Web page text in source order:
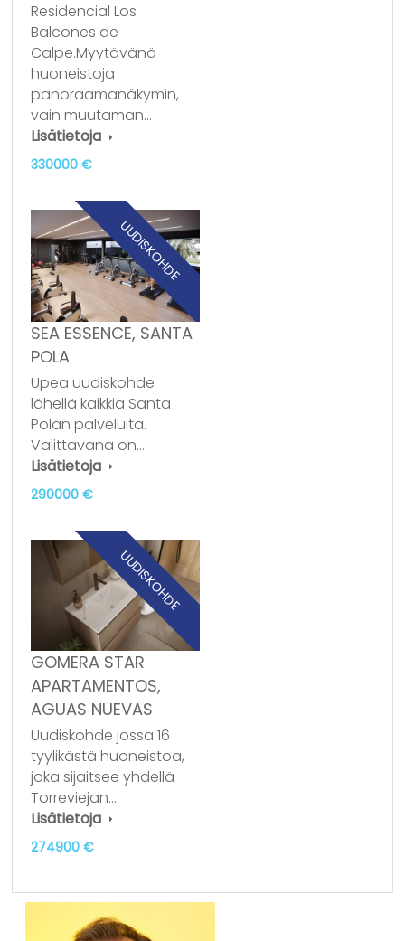
Residencial Los
Balcones de
Calpe.Myytävänä
huoneistoja
panoraamanäkymin,
vain muutaman…
Lisätietoja
330000 €
UUDISKOHDE
SEA ESSENCE, SANTA
POLA
Upea uudiskohde
lähellä kaikkia Santa
Polan palveluita.
Valittavana on…
Lisätietoja
290000 €
UUDISKOHDE
GOMERA STAR
APARTAMENTOS,
AGUAS NUEVAS
Uudiskohde jossa 16
tyylikästä huoneistoa,
joka sijaitsee yhdellä
Torreviejan…
Lisätietoja
274900 €